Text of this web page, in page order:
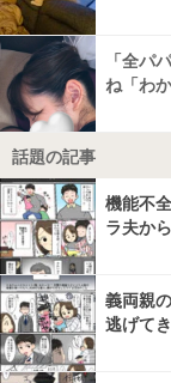
「全パ
ね「わ
話題の記事
機能不
ラ夫か
義両親
逃げて